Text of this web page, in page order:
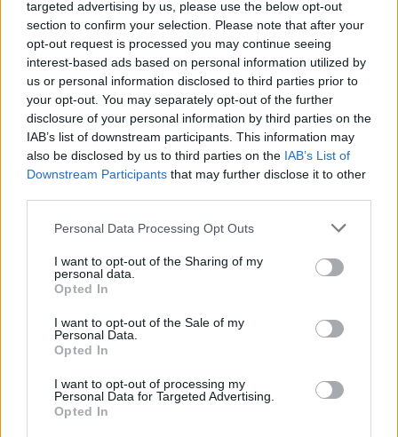
targeted advertising by us, please use the below opt-out
section to confirm your selection. Please note that after your
opt-out request is processed you may continue seeing
interest-based ads based on personal information utilized by
us or personal information disclosed to third parties prior to
your opt-out. You may separately opt-out of the further
disclosure of your personal information by third parties on the
IAB’s list of downstream participants. This information may
also be disclosed by us to third parties on the IAB’s List of
Downstream Participants that may further disclose it to other
Personal Data Processing Opt Outs
I want to opt-out of the Sharing of my
personal data.
Opted In
I want to opt-out of the Sale of my
Personal Data.
Opted In
I want to opt-out of processing my
Personal Data for Targeted Advertising.
Opted In
1997 5.6
Rex, a kölyökfelügyelő
2013 7.1
Lego Star Wars: Yoda
krónikák - A fantom klón
Rendőrakadémia 3. - Újra
kiképzésen
Babaváró